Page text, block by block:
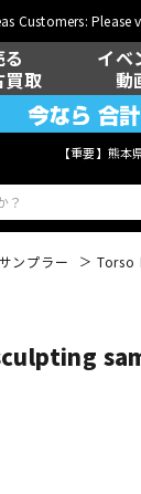
Customers: Please
買取
イベ
動
【重要】熊
ンプラー Torso